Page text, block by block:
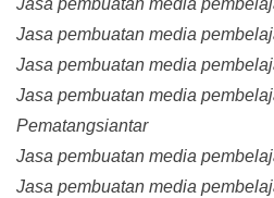
Jasa pembuatan media
Jasa pembuatan media
Jasa pembuatan media
Jasa pembuatan media
Pematangsiantar
Jasa pembuatan media
Jasa pembuatan media